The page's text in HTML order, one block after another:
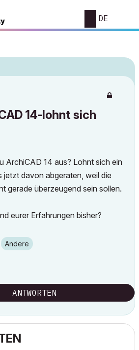
DE
14-lohnt sich
ArchiCAD 14 aus? Lohnt sich ein
jetzt davon abgeraten, weil die
gerade überzeugend sein sollen.
eurer Erfahrungen bisher?
Andere
ANTWORTEN